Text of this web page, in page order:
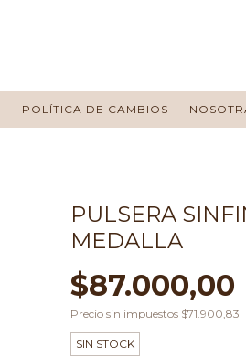
POLÍTICA DE CAMBIOS
PULSERA
MEDALLA
$87.000,00
Precio sin impuestos $71.900,83
SIN STOCK